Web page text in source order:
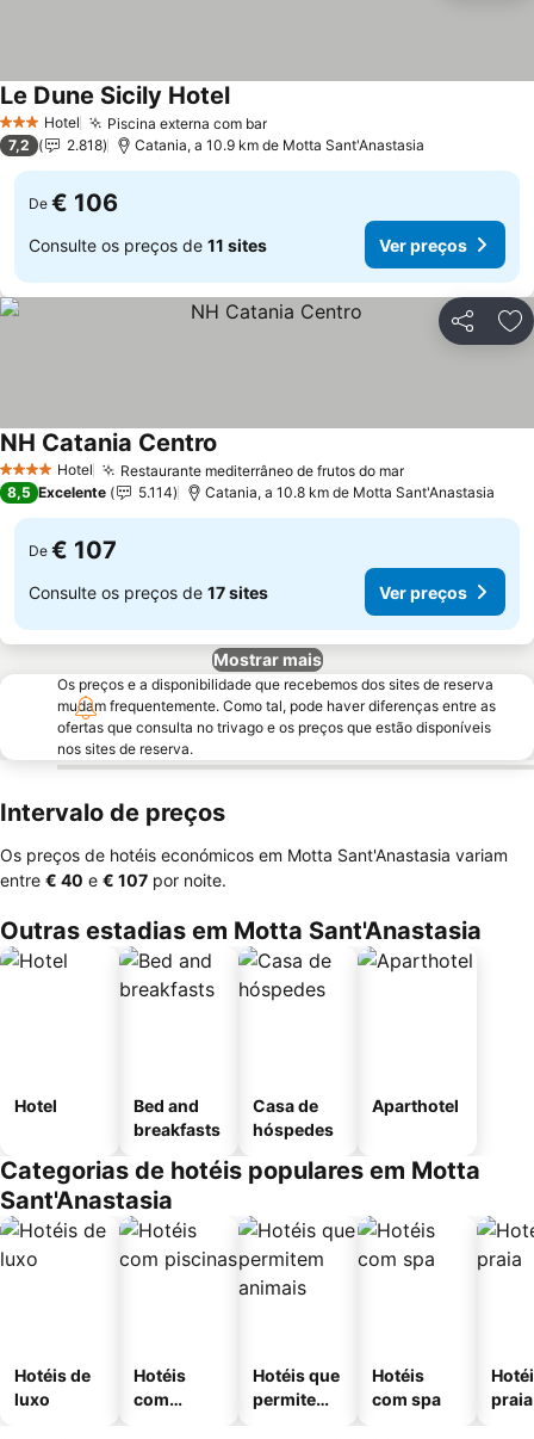
3 EstrelasHotel Piscina externa com bar
Le Dune Sicily Hotel
7,2 2.818 Catania, a 10.9 km de Motta Sant'Anastasia
De € 106
Consulte os preços de 11 sites Ver preços
Partilhar
4 EstrelasHotel Restaurante mediterrâneo de frutos do mar
NH Catania Centro
8,5 Excelente 5.114 Catania, a 10.8 km de Motta Sant'Anastasia
De € 107
Consulte os preços de 17 sites Ver preços
Mostrar mais
Os preços e a disponibilidade que recebemos dos sites de reserva
mudam frequentemente. Como tal, pode haver diferenças entre as
ofertas que consulta no trivago e os preços que estão disponíveis
nos sites de reserva.
Intervalo de preços
Os preços de hotéis económicos em Motta Sant'Anastasia variam
entre ‎€ 40 e ‎€ 107 por noite.
Outras estadias em Motta Sant'Anastasia
Hotel
Bed and
breakfasts
Casa de
hóspedes
Aparthotel
Categorias de hotéis populares em Motta
Sant'Anastasia
Hotéis de
luxo
Hotéis
com
Hotéis que
permitem
Hotéis
com spa
praia